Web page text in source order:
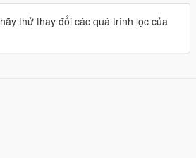
thử thay đổi các quá trình lọc của